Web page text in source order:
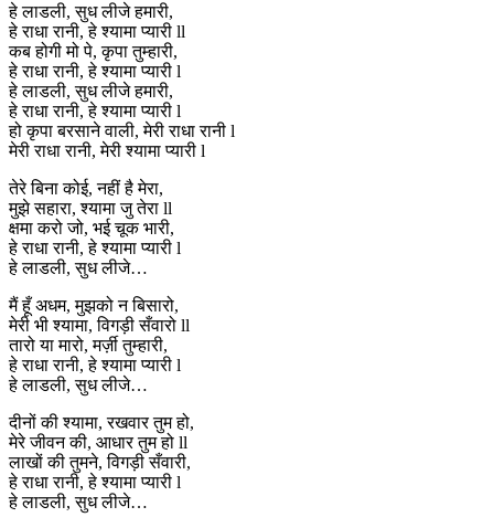
हे लाडली, सुध लीजे हमारी,
हे राधा रानी, हे श्यामा प्यारी ll
कब होगी मो पे, कृपा तुम्हारी,
हे राधा रानी, हे श्यामा प्यारी l
हे लाडली, सुध लीजे हमारी,
हे राधा रानी, हे श्यामा प्यारी l
हो कृपा बरसाने वाली, मेरी राधा रानी l
मेरी राधा रानी, मेरी श्यामा प्यारी l
तेरे बिना कोई, नहीं है मेरा,
मुझे सहारा, श्यामा जु तेरा ll
क्षमा करो जो, भई चूक भारी,
हे राधा रानी, हे श्यामा प्यारी l
हे लाडली, सुध लीजे…
मैं हूँ अधम, मुझको न बिसारो,
मेरी भी श्यामा, विगड़ी सँवारो ll
तारो या मारो, मर्ज़ी तुम्हारी,
हे राधा रानी, हे श्यामा प्यारी l
हे लाडली, सुध लीजे…
दीनों की श्यामा, रखवार तुम हो,
मेरे जीवन की, आधार तुम हो ll
लाखों की तुमने, विगड़ी सँवारी,
हे राधा रानी, हे श्यामा प्यारी l
हे लाडली, सुध लीजे…